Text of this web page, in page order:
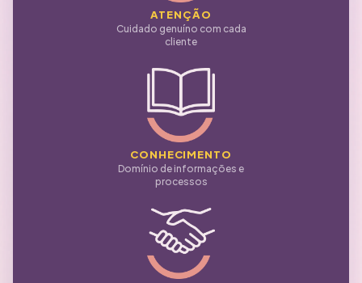
ATENÇÃO
Cuidado genuíno com cada
cliente
CONHECIMENTO
Domínio de informações e
processos